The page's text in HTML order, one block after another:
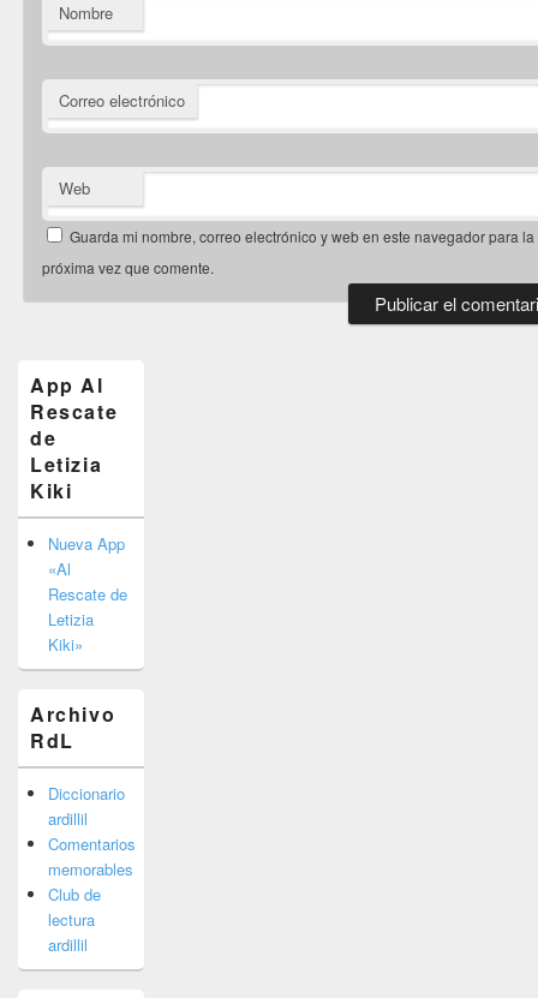
Nombre
Correo electrónico
Web
Guarda mi nombre, correo electrónico y web en este navegador para la
próxima vez que comente.
widget
barra
lateral
primaria
App Al
Rescate
de
Letizia
Kiki
Nueva App
«Al
Rescate de
Letizia
Kiki»
Archivo
RdL
Diccionario
ardillil
Comentarios
memorables
Club de
lectura
ardillil